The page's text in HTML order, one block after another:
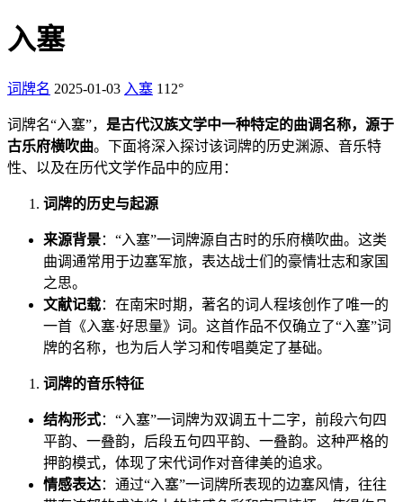
入塞
词牌名 2025-01-03 入塞 112°
词牌名“入塞”， 是古代汉族文学中一种特定的曲调名称，源于
古乐府横吹曲。下面将深入探讨该词牌的历史渊源、音乐特
性、以及在历代文学作品中的应用：
词牌的历史与起源
来源背景：“入塞”一词牌源自古时的乐府横吹曲。这类
曲调通常用于边塞军旅，表达战士们的豪情壮志和家国
之思。
文献记载：在南宋时期，著名的词人程垓创作了唯一的
一首《入塞·好思量》词。这首作品不仅确立了“入塞”词
牌的名称，也为后人学习和传唱奠定了基础。
词牌的音乐特征
结构形式：“入塞”一词牌为双调五十二字，前段六句四
平韵、一叠韵，后段五句四平韵、一叠韵。这种严格的
押韵模式，体现了宋代词作对音律美的追求。
情感表达：通过“入塞”一词牌所表现的边塞风情，往往